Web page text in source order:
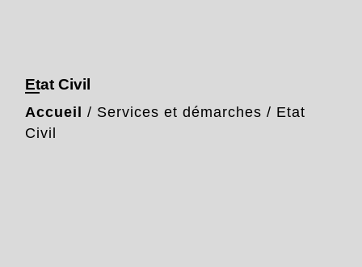
Etat Civil
Accueil / Services et démarches / Etat
Civil